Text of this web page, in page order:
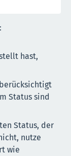
hast,
Status sind
Status, der
nutze
wie